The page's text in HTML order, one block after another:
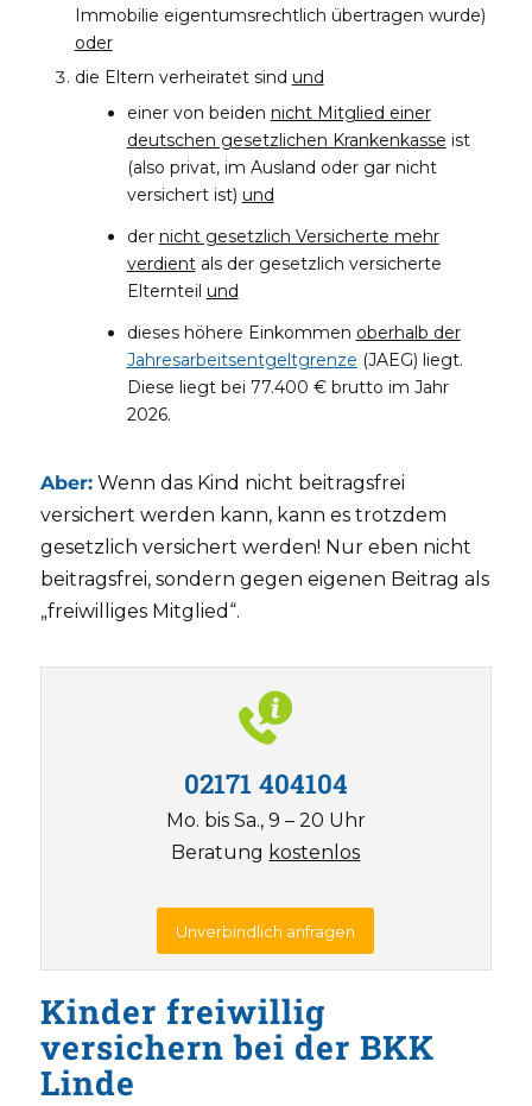
Immobilie eigentumsrechtlich übertragen wurde)
oder
die Eltern verheiratet sind und
einer von beiden nicht Mitglied einer
deutschen gesetzlichen Krankenkasse ist
(also privat, im Ausland oder gar nicht
versichert ist) und
der nicht gesetzlich Versicherte mehr
verdientals der gesetzlich versicherte
Elternteil und
dieses höhere Einkommen oberhalb der
Jahresarbeitsentgeltgrenze (JAEG) liegt.
Diese liegt bei 77.400 € brutto im Jahr
2026.
Aber:Wenn das Kind nicht beitragsfrei
versichert werden kann, kann es trotzdem
gesetzlich versichert werden! Nur eben nicht
beitragsfrei, sondern gegen eigenen Beitrag als
„freiwilliges Mitglied“.
02171 404104
Mo. bis Sa., 9 – 20 Uhr
Beratung kostenlos
Unverbindlich anfragen
Kinder freiwillig
versichern bei der BKK
Linde